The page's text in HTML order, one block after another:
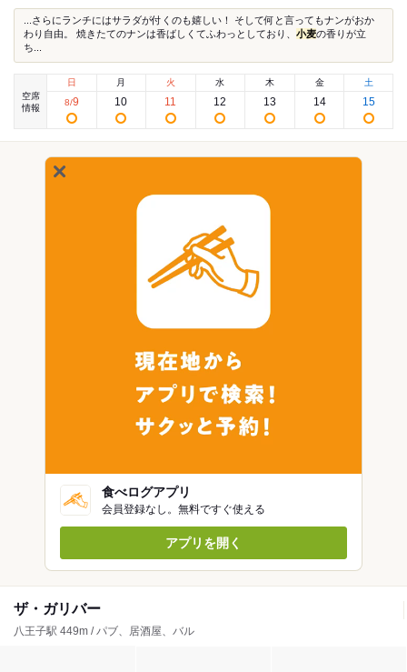
...さらにランチにはサラダが付くのも嬉しい！ そして何と言ってもナンがおか
わり自由。 焼きたてのナンは香ばしくてふわっとしており、 小麦の香りが立
ち...
空席
情報
日
8/9
月
10
火
11
水
12
木
13
金
14
土
15
食べログアプリ
会員登録なし。無料ですぐ使える
アプリを開く
ザ・ガリバー
八王子駅 449m / パブ、居酒屋、バル